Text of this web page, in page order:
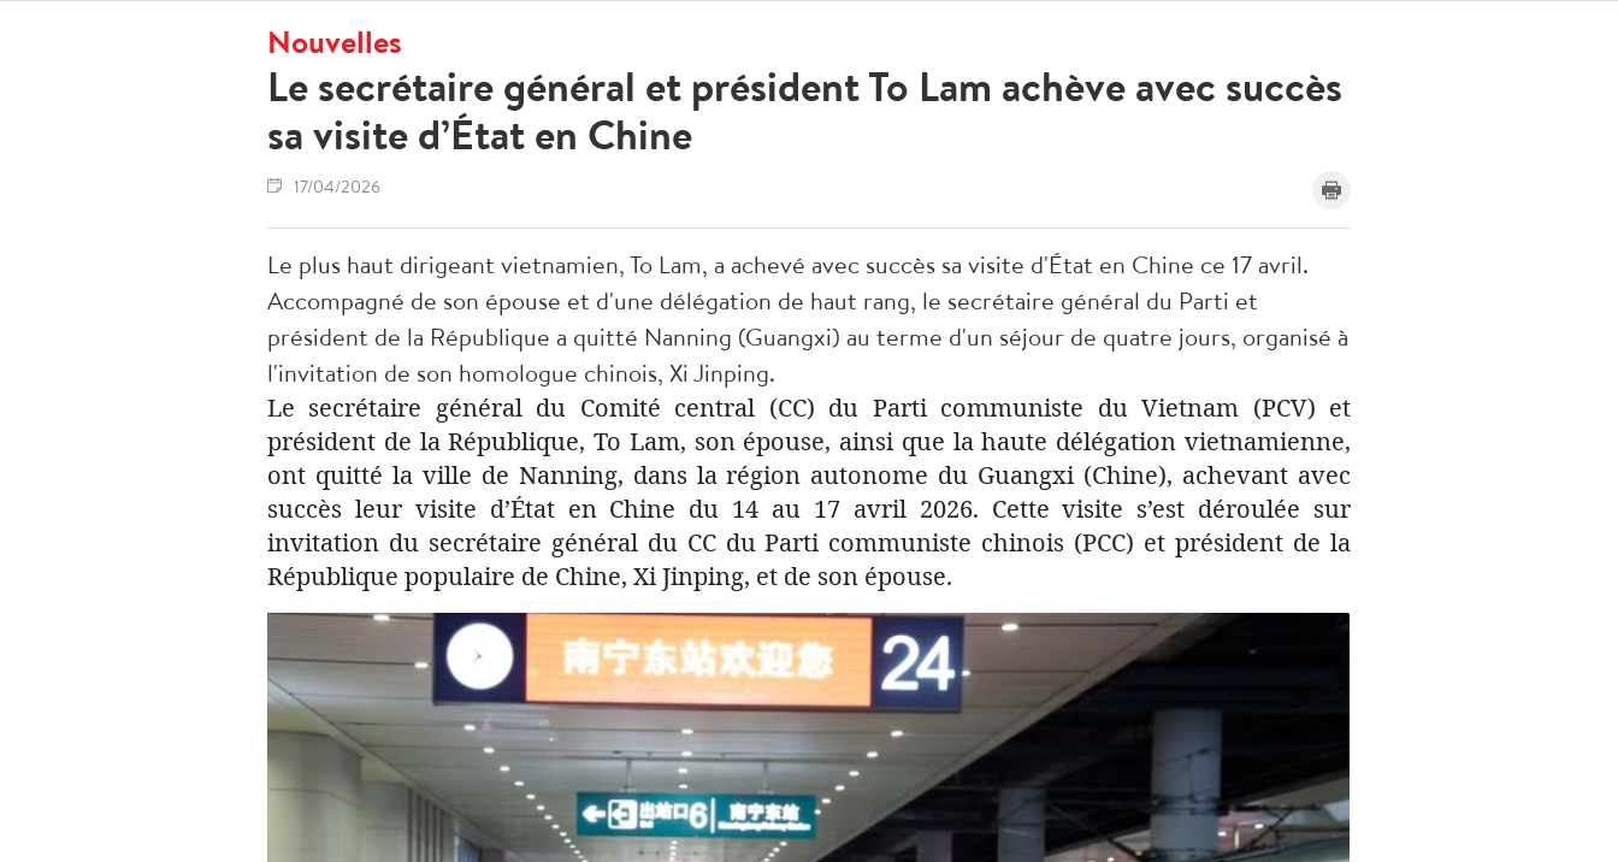
Nouvelles
Le secrétaire général et président To Lam achève avec succès
sa visite d’État en Chine
17/04/2026
Le plus haut dirigeant vietnamien, To Lam, a achevé avec succès sa visite d'État en Chine ce 17 avril.
Accompagné de son épouse et d'une délégation de haut rang, le secrétaire général du Parti et
président de la République a quitté Nanning (Guangxi) au terme d'un séjour de quatre jours, organisé à
l'invitation de son homologue chinois, Xi Jinping.
Le secrétaire général du Comité central (CC) du Parti communiste du Vietnam (PCV) et
président de la République, To Lam, son épouse, ainsi que la haute délégation vietnamienne,
ont quitté la ville de Nanning, dans la région autonome du Guangxi (Chine), achevant avec
succès leur visite d’État en Chine du 14 au 17 avril 2026. Cette visite s’est déroulée sur
invitation du secrétaire général du CC du Parti communiste chinois (PCC) et président de la
République populaire de Chine, Xi Jinping, et de son épouse.